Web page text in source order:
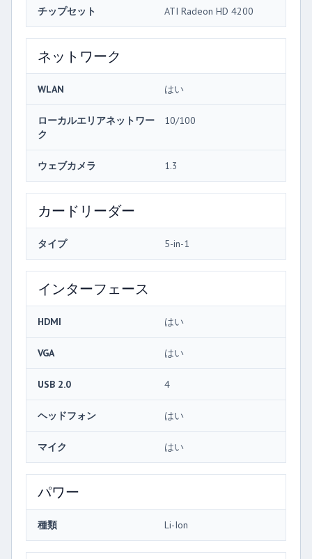
チップセット ATI Radeon HD 4200
ネットワーク
WLAN はい
ローカルエリアネットワー
ク
10/100
ウェブカメラ 1.3
カードリーダー
タイプ 5-in-1
インターフェース
HDMI はい
VGA はい
USB 2.0 4
ヘッドフォン はい
マイク はい
パワー
種類 Li-Ion